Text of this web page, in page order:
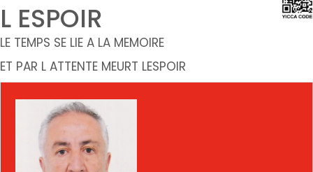
L ESPOIR
LE TEMPS SE LIE A LA MEMOIRE
ET PAR L ATTENTE MEURT LESPOIR